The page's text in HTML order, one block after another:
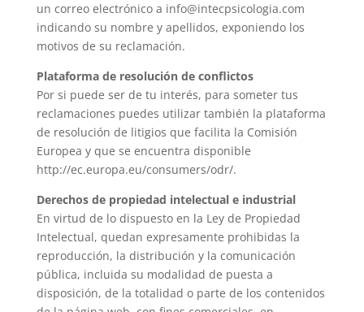
un correo electrónico a info@intecpsicologia.com
indicando su nombre y apellidos, exponiendo los
motivos de su reclamación.
Plataforma de resolución de conflictos
Por si puede ser de tu interés, para someter tus
reclamaciones puedes utilizar también la plataforma
de resolución de litigios que facilita la Comisión
Europea y que se encuentra disponible
http://ec.europa.eu/consumers/odr/.
Derechos de propiedad intelectual e industrial
En virtud de lo dispuesto en la Ley de Propiedad
Intelectual, quedan expresamente prohibidas la
reproducción, la distribución y la comunicación
pública, incluida su modalidad de puesta a
disposición, de la totalidad o parte de los contenidos